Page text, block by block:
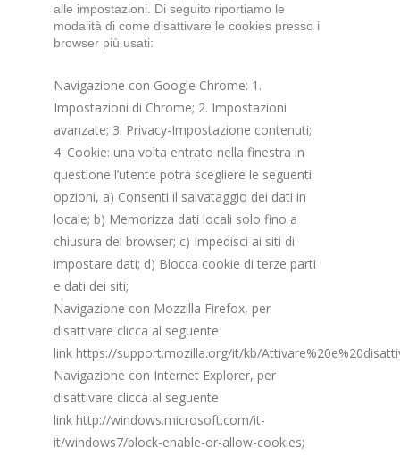
alle impostazioni. Di seguito riportiamo le
modalità di come disattivare le cookies presso i
browser più usati:
Navigazione con Google Chrome: 1.
Impostazioni di Chrome; 2. Impostazioni
avanzate; 3. Privacy-Impostazione contenuti;
4. Cookie: una volta entrato nella finestra in
questione l’utente potrà scegliere le seguenti
opzioni, a) Consenti il salvataggio dei dati in
locale; b) Memorizza dati locali solo fino a
chiusura del browser; c) Impedisci ai siti di
impostare dati; d) Blocca cookie di terze parti
e dati dei siti;
Navigazione con Mozzilla Firefox, per
disattivare clicca al seguente
link https://support.mozilla.org/it/kb/
Navigazione con Internet Explorer, per
disattivare clicca al seguente
link http://windows.microsoft.com/it-
it/windows7/block-enable-or-allow-cookies;